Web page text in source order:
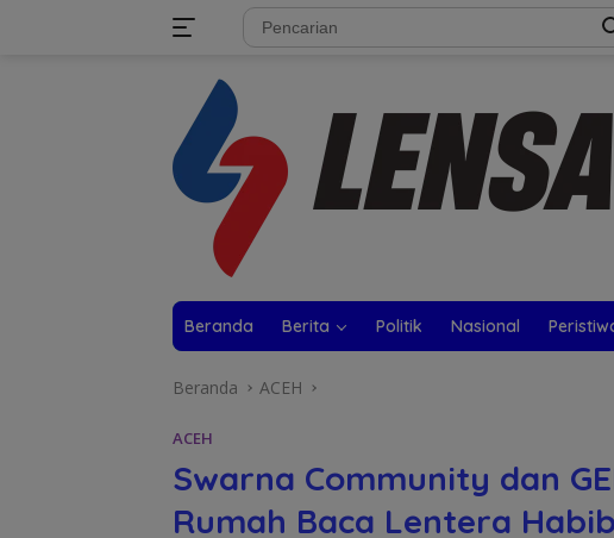
Beranda Berita Politik Nasional
Beranda ACEH
ACEH
Swarna Community dan
Rumah Baca Lentera